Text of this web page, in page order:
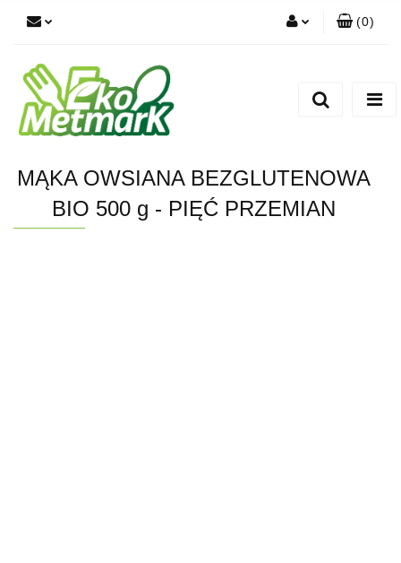
(0)
MĄKA OWSIANA BEZGLUTENOWA
BIO 500 g - PIĘĆ PRZEMIAN